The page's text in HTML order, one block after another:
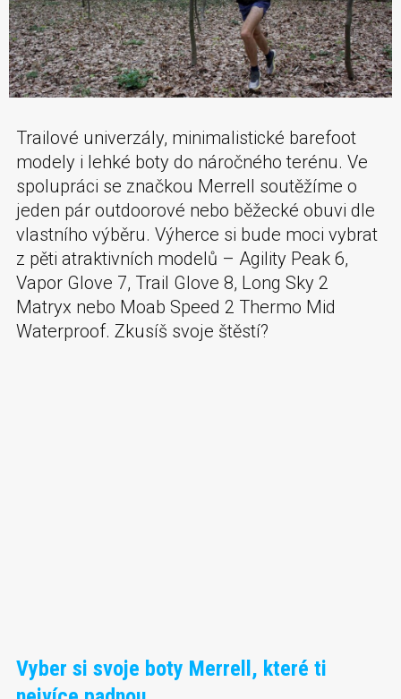
Trailové univerzály, minimalistické barefoot
modely i lehké boty do náročného terénu. Ve
spolupráci se značkou Merrell soutěžíme o
jeden pár outdoorové nebo běžecké obuvi dle
vlastního výběru. Výherce si bude moci vybrat
z pěti atraktivních modelů – Agility Peak 6,
Vapor Glove 7, Trail Glove 8, Long Sky 2
Matryx nebo Moab Speed 2 Thermo Mid
Waterproof. Zkusíš svoje štěstí?
Vyber si svoje boty Merrell, které ti